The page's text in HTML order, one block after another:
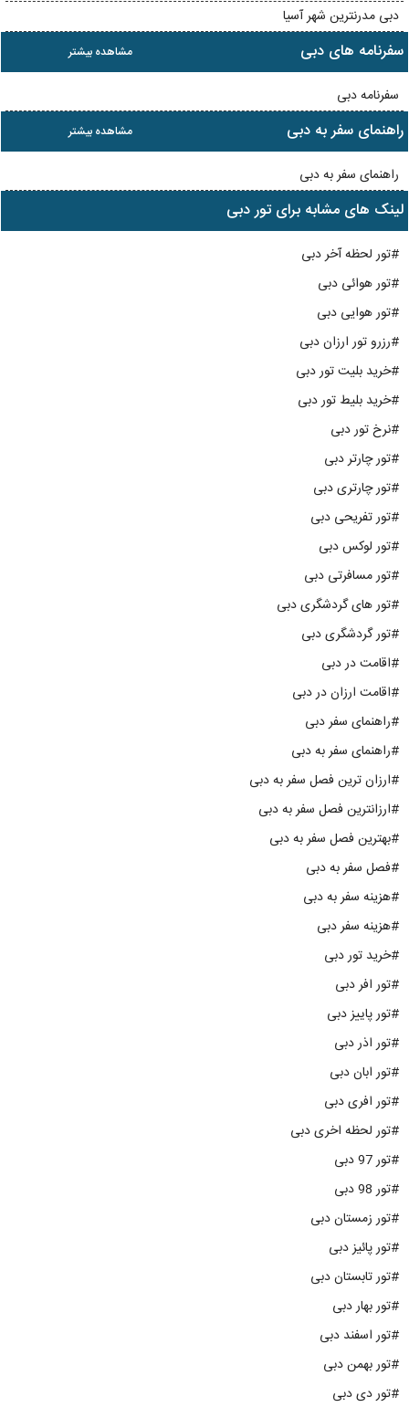
دبی مدرنترین شهر آسیا
مشاهده بیشتر سفرنامه های دبی
سفرنامه دبی
مشاهده بیشتر راهنمای سفر به دبی
راهنمای سفر به دبی
لینک های مشابه برای تور دبی
#تور لحظه آخر دبی
#تور هوائی دبی
#تور هوایی دبی
#رزرو تور ارزان دبی
#خرید بلیت تور دبی
#خرید بلیط تور دبی
#نرخ تور دبی
#تور چارتر دبی
#تور چارتری دبی
#تور تفریحی دبی
#تور لوکس دبی
#تور مسافرتی دبی
#تور های گردشگری دبی
#تور گردشگری دبی
#اقامت در دبی
#اقامت ارزان در دبی
#راهنمای سفر دبی
#راهنمای سفر به دبی
#ارزان ترین فصل سفر به دبی
#ارزانترین فصل سفر به دبی
#بهترین فصل سفر به دبی
#فصل سفر به دبی
#هزینه سفر به دبی
#هزینه سفر دبی
#خرید تور دبی
#تور افر دبی
#تور پاییز دبی
#تور اذر دبی
#تور ابان دبی
#تور افری دبی
#تور لحظه اخری دبی
#تور 97 دبی
#تور 98 دبی
#تور زمستان دبی
#تور پائیز دبی
#تور تابستان دبی
#تور بهار دبی
#تور اسفند دبی
#تور بهمن دبی
#تور دی دبی